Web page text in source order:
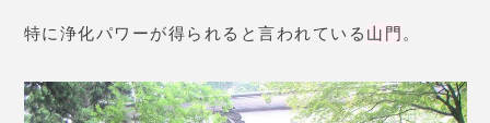
特に浄化パワーが得られると言われている 山門 。